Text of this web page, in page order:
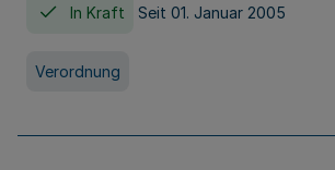
In Kraft Seit 01. Januar 2005
Verordnung